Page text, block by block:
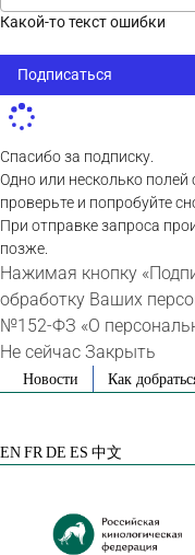
Какой-то текст ошибки
Подписаться
Спасибо за подписку.
Одно или несколько
проверьте и попробуйте
При отправке запроса
позже.
Нажимая кнопку
обработку Ваших
№152-ФЗ «О
Не сейчас Закрыть
SkipНовости Как
EN FR DE ES 中文